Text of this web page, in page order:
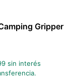
Gripper
sin interés